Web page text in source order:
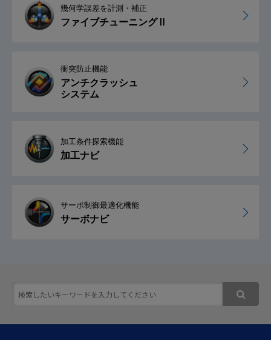
幾何学誤差を計測・補正
ファイブチューニングⅡ
衝突防止機能
アンチクラッシュ
システム
加工条件探索機能
加工ナビ
サーボ制御最適化機能
サーボナビ